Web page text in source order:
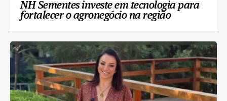
NH Sementes investe em tecnologia para
fortalecer o agronegócio na região